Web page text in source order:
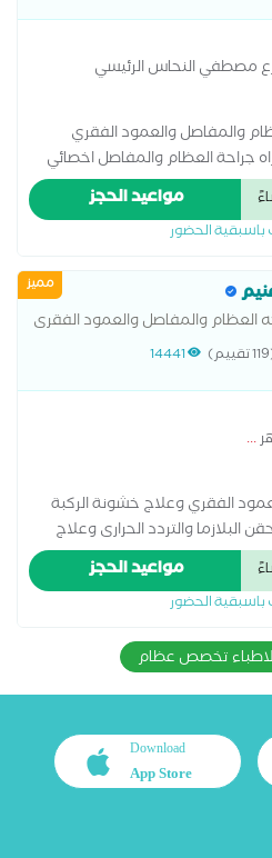
مصطفي النحاس الرئيسي
الخاصة
والمفاصل والعمود الفقري
جراحة العظام والمفاصل اخصائي
الشرطة عضو الجمعية المصرية
واصابات الملاعبمواعيد الحجز
الحضور
مميز
العظام والمفاصل والعمود الفقرى
14441
...
الفقري وعلاج خشونة الركبة
البلازما والتردد الحرارى وعلاج
والعمود الفقرى الزماله
الملكيه للجراحينمواعيد الحجز
الحضور
تخصص عظام
Download
App Store